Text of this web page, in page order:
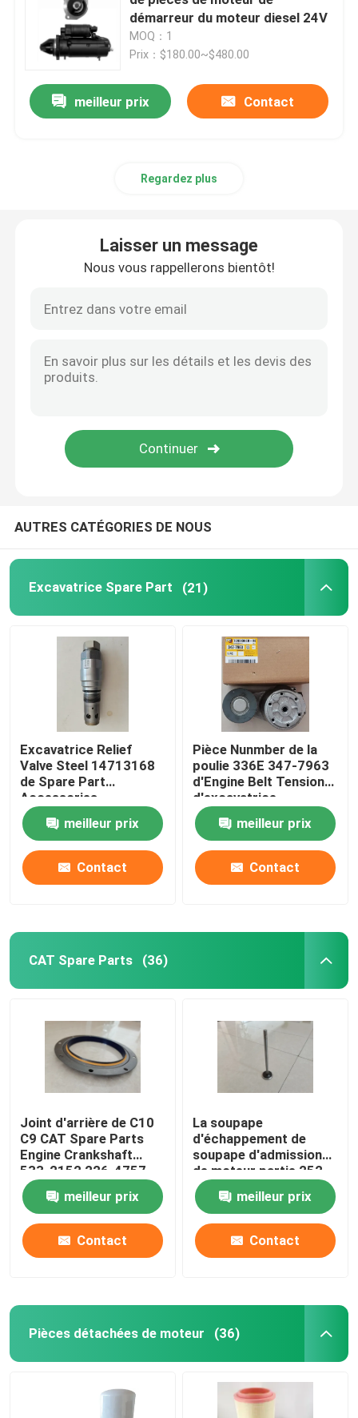
CAT Spare Parts
Pièces détachées de moteur
pièces de rechange de Cummins Engine
Turbocompresseur d'excavatrice
Excavatrice Hydraulic Pump
kit de joint d'excavatrice
Pièces diesel de générateur
Pièce de rechange de chariot élévateur
démarreur du moteur diesel 24V
MOQ：1
Prix：$180.00~$480.00
meilleur prix Contact
Regardez plus
Laisser un message
Nous vous rappellerons bientôt!
AUTRES CATÉGORIES DE NOUS
Excavatrice Spare Part (21)
Excavatrice Relief
Valve Steel 14713168
de Spare Part
Accessories
d'excavatrice d'E350D
meilleur prix
Contact
Pièce Nunmber de la
poulie 336E 347-7963
d'Engine Belt Tensioner
d'excavatrice
meilleur prix
Contact
CAT Spare Parts (36)
Joint d'arrière de C10
C9 CAT Spare Parts
Engine Crankshaft
533-2152 226-4757
2264757
meilleur prix
Contact
La soupape
d'échappement de
soupape d'admission
de moteur partie 252-
7802 224-3030
adaptée aux besoins du
client
meilleur prix
Contact
Pièces détachées de moteur (36)